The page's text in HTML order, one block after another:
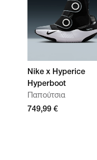
Nike x Hyperice
Hyperboot
Παπούτσια
749,99 €